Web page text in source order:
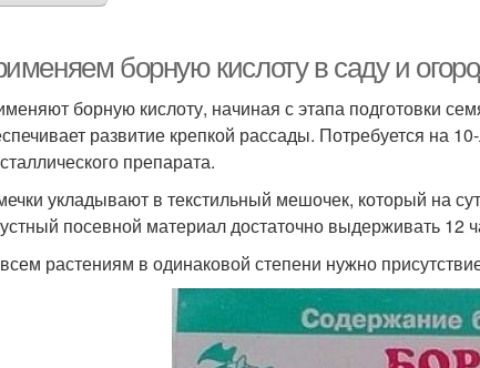
борную кислоту в саду и
борную кислоту, начиная с этапа подготовки
развитие крепкой рассады. Потребуется на
препарата.
укладывают в текстильный мешочек, который на
посевной материал достаточно выдерживать 12
растениям в одинаковой степени нужно